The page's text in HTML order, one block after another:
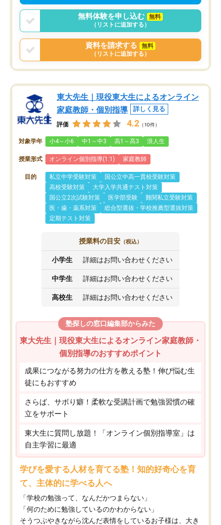
無料体験を申し込む
無料
（リストに追加する）
資料を請求する
無料
（リストに追加する）
東大先生｜現役東大生によるオンライン
家庭教師・個別指導
詳しく見る
評価 4.2 （10件）
対象学年 小4～小6 中1～中3 高1～高3 浪人生
授業形式 オンライン個別指導(1:1) 家庭教師
目的 私立中学受験対策
国公立中高一貫校受験対策
高校受験対策
大学入学共通テスト対策
国公立2次試験対策
医学部受験
難関私立受験対策
医・歯・薬系対策
総合型選抜・学校推薦型選抜対策
定期テスト対策
授業料の目安 （税込）
小学生 詳細はお問い合わせください
中学生 詳細はお問い合わせください
高校生 詳細はお問い合わせください
塾探しの窓口編集部からみた
東大先生｜現役東大生によるオンライン家庭教師・
個別指導のおすすめポイント
成果につながる努力の仕方を教える塾！伸び悩む生
徒にもおすすめ
さらば、サボり癖！柔軟な受講計画で勉強習慣の確
立をサポート
東大生に質問し放題！「オンライン個別指導室」は
自主学習に最適
学びを愛する人材を育てる塾！知的好奇心を育
て、主体的に学べる人へ
「学校の勉強って、なんだかつまらない」
「何のために勉強しているのかわからない」
そうつぶやきながら沈んだ表情をしているお子様は、大き